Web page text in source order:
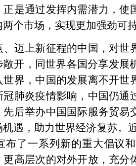
正是通过发挥内需潜力，使
个市场，实现更加强劲可
、迈上新征程的中国，对世
敞开，同世界各国分享发展
界，中国的发展离不开世
冠肺炎疫情影响，中国仍通
后举办中国国际服务贸易
遇，助力世界经济复苏。
布了一系列新的重大倡议
更高层次的对外开放，充